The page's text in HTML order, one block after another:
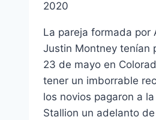
2020
La pareja formada por
Justin Montney tenían
23 de mayo en
tener un imborrable
los novios pagaron a
Stallion un adelanto